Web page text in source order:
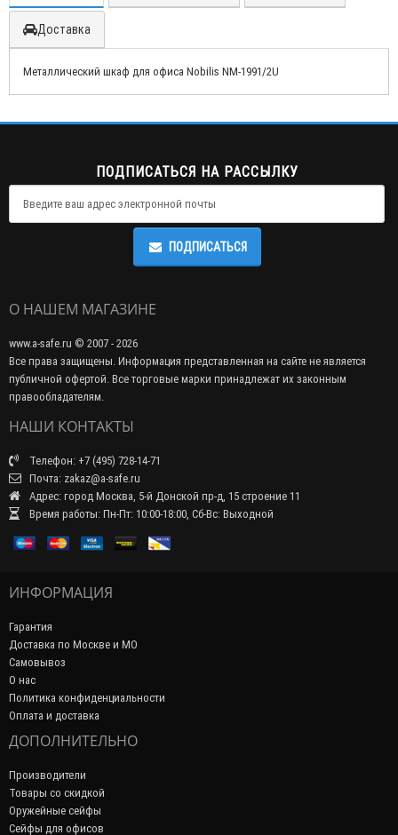
Доставка
Металлический шкаф для офиса Nobilis NM-1991/2U
ПОДПИСАТЬСЯ НА РАССЫЛКУ
ПОДПИСАТЬСЯ
О НАШЕМ МАГАЗИНЕ
www.a-safe.ru © 2007 - 2026
Все права защищены. Информация представленная на сайте не является
публичной офертой. Все торговые марки принадлежат их законным
правообладателям.
НАШИ КОНТАКТЫ
Телефон: +7 (495) 728-14-71
Почта: zakaz@a-safe.ru
Адрес: город Москва, 5-й Донской пр-д, 15 строение 11
Время работы: Пн-Пт: 10:00-18:00, Сб-Вс: Выходной
ИНФОРМАЦИЯ
Гарантия
Доставка по Москве и МО
Самовывоз
О нас
Политика конфиденциальности
Оплата и доставка
ДОПОЛНИТЕЛЬНО
Производители
Товары со скидкой
Оружейные сейфы
Сейфы для офисов